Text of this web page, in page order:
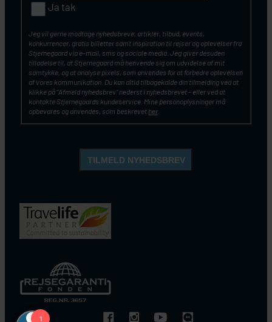
Ja tak
Jeg vil gerne modtage nyhedsbreve, artikler, tilbud, events,
konkurrencer, gratis billetter samt inspiration til rejser og oplevelser fra
Stjernegaard via e-mail, sms og sociale media. Jeg giver desuden
tilladelse til, at Stjernegaard må henvende sig om udvidelse af mit
samtykke, og at analyse pixels, som anvendes for at forbedre oplevelsen
af vores kommunikation. Du kan altid tilbagekalde din tilmelding ved at
klikke på ”Afmeld nyhedsbrev” nederst i nyhedsbrevet – eller ved at
kontakte Stjernegaards kundeservice. Mine personoplysninger må
opbevares og anvendes, som beskrevet her